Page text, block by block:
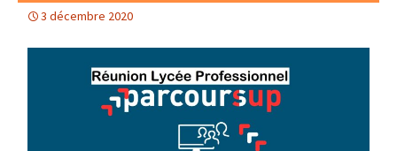
3 décembre 2020